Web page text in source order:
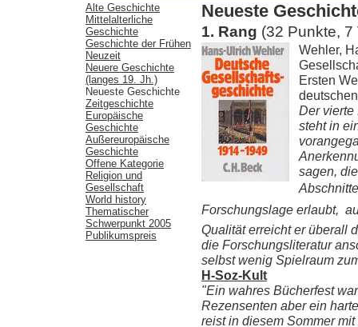
Alte Geschichte
Mittelalterliche
Geschichte
Geschichte der Frühen
Neuzeit
Neuere Geschichte
(langes 19. Jh.)
Neueste Geschichte
Zeitgeschichte
Europäische
Geschichte
Außereuropäische
Geschichte
Offene Kategorie
Religion und
Gesellschaft
World history
Thematischer
Schwerpunkt 2005
Publikumspreis
Neueste
1. Rang (32 Punkte, 7
Wehler,
Ersten
Der vierte
steht in
sagen,
Forschungslage erlaubt, 
Qualität erreicht er überall
die Forschungsliteratur
selbst wenig Spielraum
H-Soz-Kult
"Ein wahres Bücherfest
Rezensenten aber ein
reist in diesem Sommer